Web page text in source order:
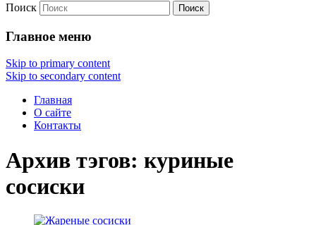
Поиск
Главное меню
Skip to primary content
Skip to secondary content
Главная
О сайте
Контакты
Архив тэгов: куриные
сосиски